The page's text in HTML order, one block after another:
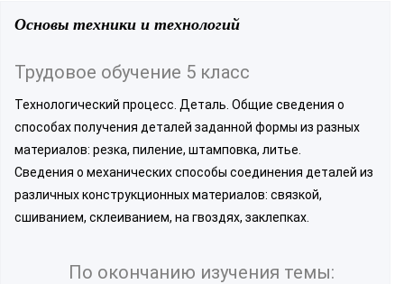
Основы техники и технологий
Трудовое обучение 5 класс
Технологический процесс. Деталь. Общие сведения о
способах получения деталей заданной формы из разных
материалов: резка, пиление, штамповка, литье.
Сведения о механических способы соединения деталей из
различных конструкционных материалов: связкой,
сшиванием, склеиванием, на гвоздях, заклепках.
По окончанию изучения темы: